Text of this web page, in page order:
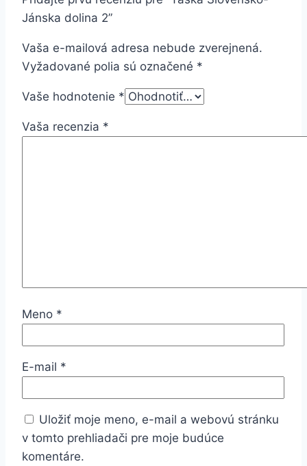
Jánska dolina 2”
Vaša e-mailová adresa nebude zverejnená.
Vyžadované polia sú označené *
Vaše hodnotenie *
Vaša recenzia *
Meno *
E-mail *
Uložiť moje meno, e-mail a webovú stránku
v tomto prehliadači pre moje budúce
komentáre.